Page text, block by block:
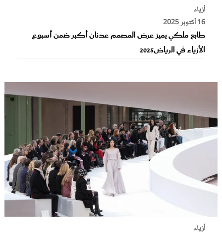
أزياء
16 أكتوبر 2025
طابع ملكي يميز عرض المصمم عدنان أكبر ضمن أسبوع
الأزياء في الرياض2025
أزياء